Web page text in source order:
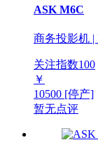
ASK M6C
商务投影机 |
关注指数100
￥
10500 [停产]
暂无点评